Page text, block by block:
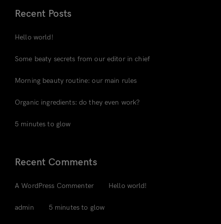
Recent Posts
Hello world!
Some beaty secrets from our editor in chief
Morning beauty routine: our main rules
Organic ingredients: do they even work?
5 minutes to glow
Recent Comments
A WordPress Commenterem Hello world!
admin 5 minutes to glow